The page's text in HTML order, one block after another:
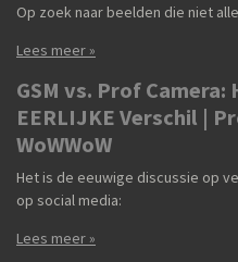
Op zoek naar beelden die niet
Lees meer »
GSM vs. Prof Camera:
EERLIJKE Verschil |
WoWWoW
Het is de eeuwige discussie op
op social media:
Lees meer »